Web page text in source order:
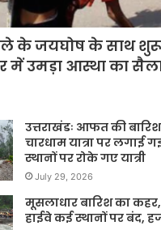
के जयघोष के साथ शुरू
में उमड़ा आस्था का
उत्तराखंडः आफत की
चारधाम यात्रा पर लगाई
स्थानों पर रोके गए यात्री
July 29, 2026
मूसलाधार बारिश का कहर,
हाईवे कई स्थानों पर बंद,